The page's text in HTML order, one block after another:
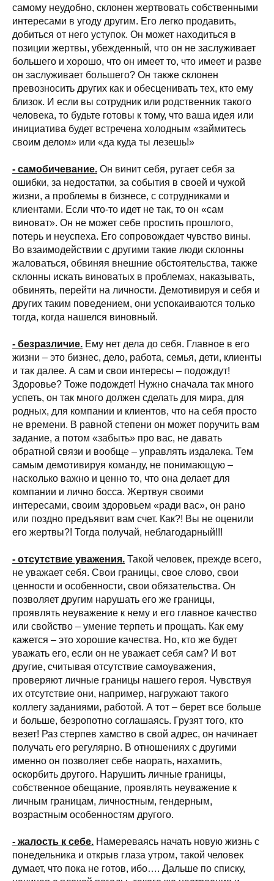
самому неудобно, склонен жертвовать собственными
интересами в угоду другим. Его легко продавить,
добиться от него уступок. Он может находиться в
позиции жертвы, убежденный, что он не заслуживает
большего и хорошо, что он имеет то, что имеет и разве
он заслуживает большего? Он также склонен
превозносить других как и обесценивать тех, кто ему
близок. И если вы сотрудник или родственник такого
человека, то будьте готовы к тому, что ваша идея или
инициатива будет встречена холодным «займитесь
своим делом» или «да куда ты лезешь!»
- самобичевание. Он винит себя, ругает себя за
ошибки, за недостатки, за события в своей и чужой
жизни, а проблемы в бизнесе, с сотрудниками и
клиентами. Если что-то идет не так, то он «сам
виноват». Он не может себе простить прошлого,
потерь и неуспеха. Его сопровождает чувство вины.
Во взаимодействии с другими такие люди склонны
жаловаться, обвиняя внешние обстоятельства, также
склонны искать виноватых в проблемах, наказывать,
обвинять, перейти на личности. Демотивируя и себя и
других таким поведением, они успокаиваются только
тогда, когда нашелся виновный.
- безразличие. Ему нет дела до себя. Главное в его
жизни – это бизнес, дело, работа, семья, дети, клиенты
и так далее. А сам и свои интересы – подождут!
Здоровье? Тоже подождет! Нужно сначала так много
успеть, он так много должен сделать для мира, для
родных, для компании и клиентов, что на себя просто
не времени. В равной степени он может поручить вам
задание, а потом «забыть» про вас, не давать
обратной связи и вообще – управлять издалека. Тем
самым демотивируя команду, не понимающую –
насколько важно и ценно то, что она делает для
компании и лично босса. Жертвуя своими
интересами, своим здоровьем «ради вас», он рано
или поздно предъявит вам счет. Как?! Вы не оценили
его жертвы?! Тогда получай, неблагодарный!!!
- отсутствие уважения. Такой человек, прежде всего,
не уважает себя. Свои границы, свое слово, свои
ценности и особенности, свои обязательства. Он
позволяет другим нарушать его же границы,
проявлять неуважение к нему и его главное качество
или свойство – умение терпеть и прощать. Как ему
кажется – это хорошие качества. Но, кто же будет
уважать его, если он не уважает себя сам? И вот
другие, считывая отсутствие самоуважения,
проверяют личные границы нашего героя. Чувствуя
их отсутствие они, например, нагружают такого
коллегу заданиями, работой. А тот – берет все больше
и больше, безропотно соглашаясь. Грузят того, кто
везет! Раз стерпев хамство в свой адрес, он начинает
получать его регулярно. В отношениях с другими
именно он позволяет себе наорать, нахамить,
оскорбить другого. Нарушить личные границы,
собственное обещание, проявлять неуважение к
личным границам, личностным, гендерным,
возрастным особенностям другого.
- жалость к себе. Намереваясь начать новую жизнь с
понедельника и открыв глаза утром, такой человек
думает, что пока не готов, ибо…. Дальше по списку,